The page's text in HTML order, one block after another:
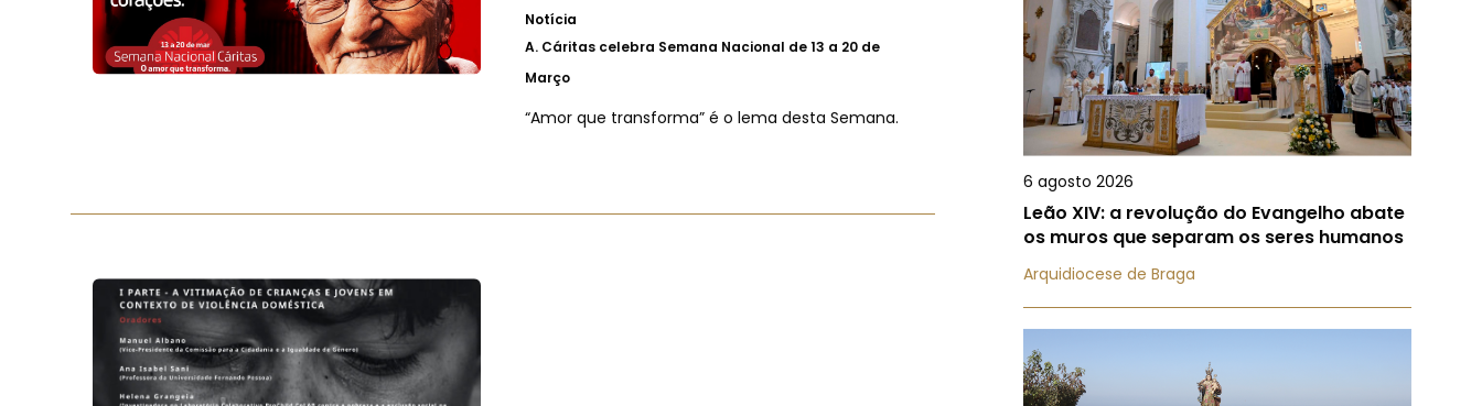
Notícia
A. Cáritas celebra Semana Nacional de 13 a 20 de
Março
“Amor que transforma” é o lema desta Semana.
6 agosto 2026
Leão XIV: a revolução do Evangelho abate
os muros que separam os seres humanos
Arquidiocese de Braga